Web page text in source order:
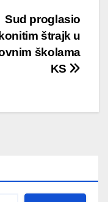
Sud proglasio
štrajk u
školama
KS